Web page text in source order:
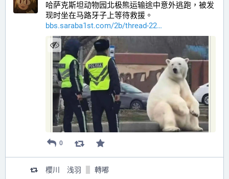
哈萨克斯坦动物园北极熊运输途中意外逃跑，被发
现时坐在马路牙子上等待救援。
bbs.saraba1st.com/2b/thread-22
0
櫻川 浅羽 轉嘟